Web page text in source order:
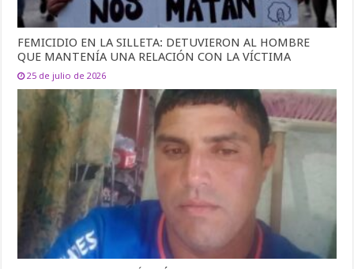
FEMICIDIO EN LA SILLETA: DETUVIERON AL HOMBRE
QUE MANTENÍA UNA RELACIÓN CON LA VÍCTIMA
25 de julio de 2026